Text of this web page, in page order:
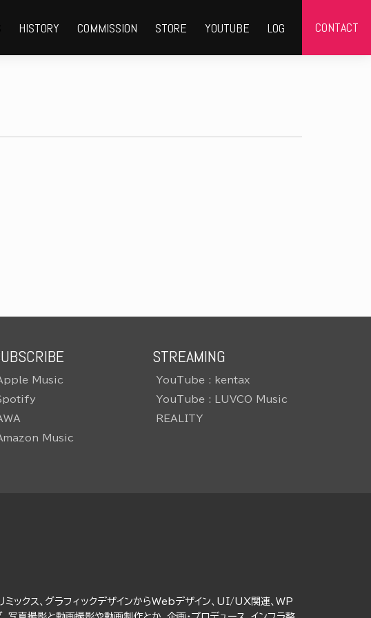
HISTORY COMMISSION STORE YOUTUBE LOG CONTACT
Music
Music
STREAMING
YouTube : kentax
YouTube : LUVCO Music
REALITY
ックス、グラフィックデザインからWebデザイン、UI/UX関連、WP